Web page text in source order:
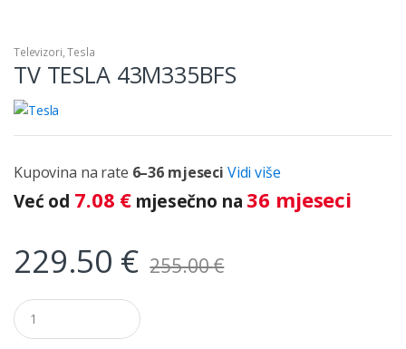
Televizori,Tesla
TV TESLA 43M335BFS
Kupovina na rate 6–36 mjeseci Vidi više
Već od 7.08 € mjesečno na 36 mjeseci
229.50 € 255.00€
Q
u
a